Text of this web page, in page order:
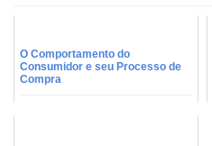
O Comportamento do
Consumidor e seu Processo de
Compra